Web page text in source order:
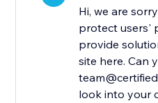
Hi, we are
protect users'
provide
site here. Can
look into your